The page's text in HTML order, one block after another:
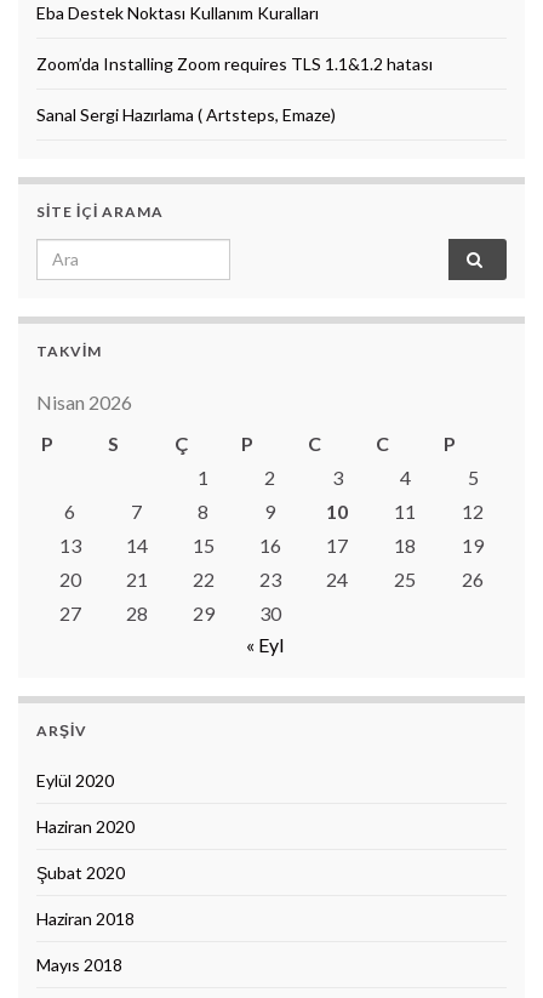
Eba Destek Noktası Kullanım Kuralları
Zoom’da Installing Zoom requires TLS 1.1&1.2 hatası
Sanal Sergi Hazırlama ( Artsteps, Emaze)
SITE IÇI ARAMA
Search for:
TAKVIM
Nisan 2026
P
S Ç P C C
P
1
2 3 4
5
6
7 8 9 10 11
12
13
14 15 16 17 18
19
20
21 22 23 24 25
26
27
28 29
30
« Eyl
ARŞIV
Eylül 2020
Haziran 2020
Şubat 2020
Haziran 2018
Mayıs 2018